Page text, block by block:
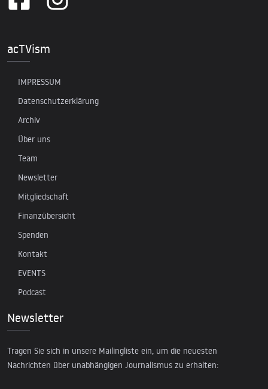
acTVism
IMPRESSUM
Datenschutzerklärung
Archiv
Über uns
Team
Newsletter
Mitgliedschaft
Finanzübersicht
Spenden
Kontakt
EVENTS
Podcast
Newsletter
Tragen Sie sich in unsere Mailingliste ein, um die neuesten
Nachrichten über unabhängigen Journalismus zu erhalten: